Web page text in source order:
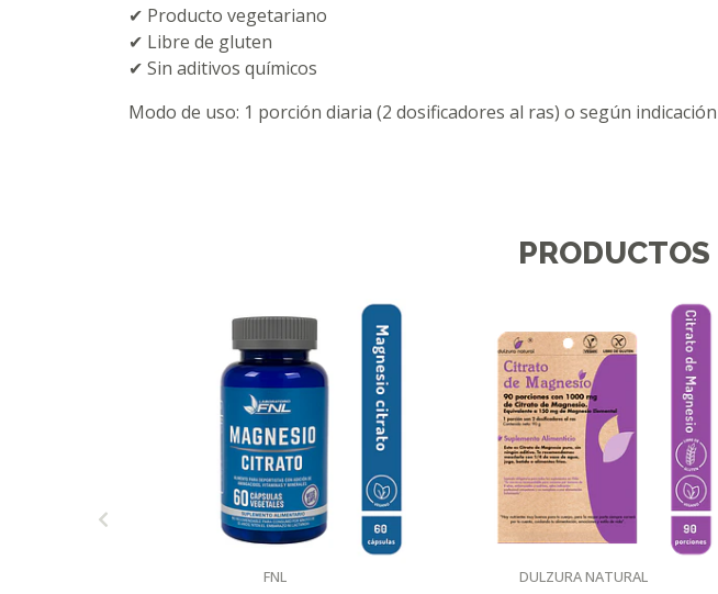
✔ Producto vegetariano
✔ Libre de gluten
✔ Sin aditivos químicos
Modo de uso: 1 porción diaria (2 dosificadores al ras) o según
FNL DULZURA NATURAL